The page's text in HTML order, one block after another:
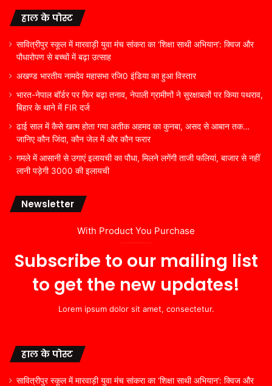
हाल के पोस्ट
सावित्रीपुर स्कूल में मारवाड़ी युवा मंच सांकरा का ‘शिक्षा साथी अभियान’: क्विज और
पौधारोपण से बच्चों में बढ़ा उत्साह
अखण्ड भारतीय नामदेव महासभा रजि0 इंडिया का हुआ विस्तार
भारत-नेपाल बॉर्डर पर फिर बढ़ा तनाव, नेपाली ग्रामीणों ने सुरक्षाबलों पर किया पथराव,
बिहार के थाने में FIR दर्ज
ढाई साल में कैसे खत्म होता गया अतीक अहमद का कुनबा, असद से आबान तक…
जानिए कौन जिंदा, कौन जेल में और कौन फरार
गमले में आसानी से उगाएं इलायची का पौधा, मिलने लगेंगी ताजी फलियां, बाजार से नहीं
लानी पड़ेगी 3000 की इलायची
Newsletter
With Product You Purchase
Subscribe to our mailing list
to get the new updates!
Lorem ipsum dolor sit amet, consectetur.
हाल के पोस्ट
सावित्रीपुर स्कूल में मारवाड़ी युवा मंच सांकरा का ‘शिक्षा साथी अभियान’: क्विज और